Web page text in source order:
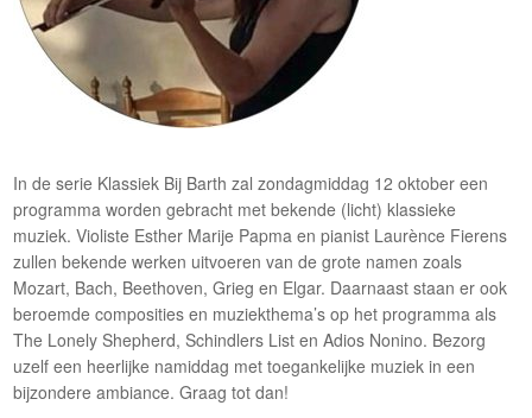
In de serie Klassiek Bij Barth zal zondagmiddag 12 oktober een
programma worden gebracht met bekende (licht) klassieke
muziek. Violiste Esther Marije Papma en pianist Laurènce Fierens
zullen bekende werken uitvoeren van de grote namen zoals
Mozart, Bach, Beethoven, Grieg en Elgar. Daarnaast staan er ook
beroemde composities en muziekthema’s op het programma als
The Lonely Shepherd, Schindlers List en Adios Nonino. Bezorg
uzelf een heerlijke namiddag met toegankelijke muziek in een
bijzondere ambiance. Graag tot dan!